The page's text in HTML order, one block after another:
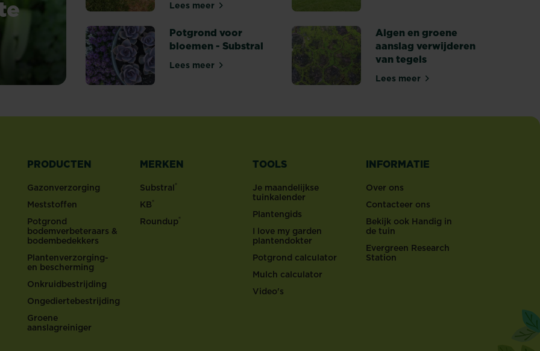
Lees meerHoe herstel je kale plekken in jouw gazon?
Potgrond voor
bloemen - Substral
Lees meerPotgrond voor bloemen - Substral
Algen en groene
aanslag verwijderen
van tegels
Lees meerAlgen en groene aanslag
PRODUCTEN
Gazonverzorging
Meststoffen
Potgrond
bodemverbeteraars &
bodembedekkers
Plantenverzorging-
en bescherming
Onkruidbestrijding
Ongediertebestrijding
Groene
aanslagreiniger
MERKEN
Substral®
KB®
Roundup®
TOOLS
Je maandelijkse
tuinkalender
Plantengids
I love my garden
plantendokter
Potgrond calculator
Mulch calculator
Video's
INFORMATIE
Over ons
Contacteer ons
Bekijk ook Handig in
de tuin
Evergreen Research
Station